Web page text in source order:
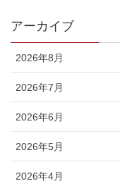
アーカイブ
2026年8月
2026年7月
2026年6月
2026年5月
2026年4月